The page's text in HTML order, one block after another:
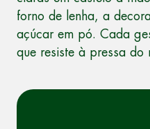
forno de lenha, a
açúcar em pó. Cada
que resiste à pressa do